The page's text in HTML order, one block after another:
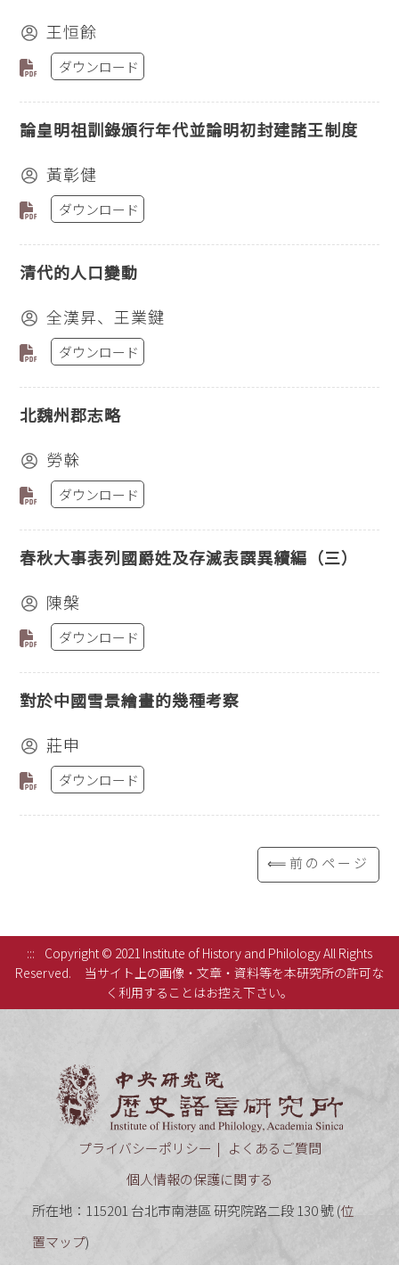
王恒餘
ダウンロード
論皇明祖訓錄頒行年代並論明初封建諸王制度
黃彰健
ダウンロード
清代的人口變動
全漢昇、王業鍵
ダウンロード
北魏州郡志略
勞榦
ダウンロード
春秋大事表列國爵姓及存滅表譔異續編（三）
陳槃
ダウンロード
對於中國雪景繪畫的幾種考察
莊申
ダウンロード
⟸前のページ
:::
Copyright © 2021 Institute of History and Philology All Rights
Reserved.
当サイト上の画像・文章・資料等を本研究所の許可な
く利用することはお控え下さい。
プライバシーポリシー
よくあるご質問
個人情報の保護に関する
所在地：115201 台北市南港區 研究院路二段 130 號 (位
置マップ)